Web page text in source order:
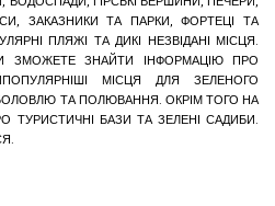
ЗАКАЗНИКИ ТА ПАРКИ, ФОРТЕЦІ ТА
ПЛЯЖІ ТА ДИКІ НЕЗВІДАНІ МІСЦЯ.
ЗНАЙТИ ІНФОРМАЦІЮ ПРО
МІСЦЯ ДЛЯ ЗЕЛЕНОГО
ТА ПОЛЮВАННЯ. ОКРІМ ТОГО НА
ТУРИСТИЧНІ БАЗИ ТА ЗЕЛЕНІ САДИБИ.